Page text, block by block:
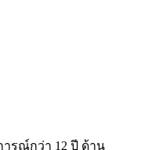
การณ์กว่า 12 ปี ด้าน